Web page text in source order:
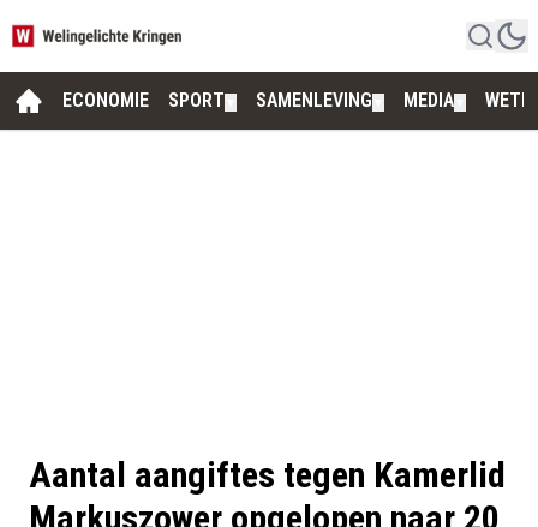
ECONOMIE SPORT SAMENLEVING MEDIA
Aantal aangiftes tegen Kamerlid
Markuszower opgelopen naar 20